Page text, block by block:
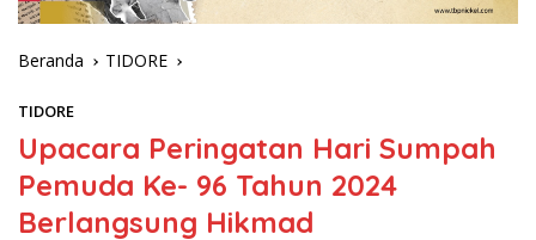
Beranda TIDORE
TIDORE
Upacara Peringatan Hari Sumpah
Pemuda Ke- 96 Tahun 2024
Berlangsung Hikmad